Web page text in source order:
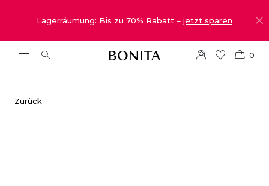
Lagerräumung: Bis zu 70% Rabatt – jetzt sparen
0
Zurück